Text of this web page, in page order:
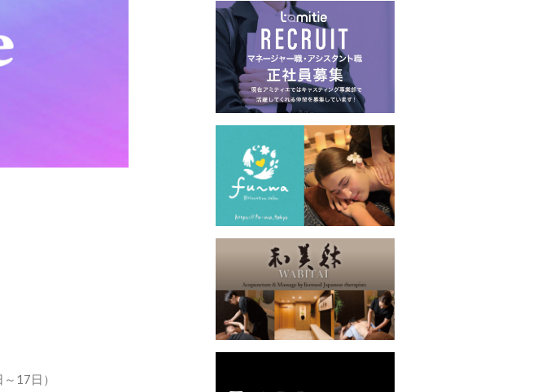
17日）